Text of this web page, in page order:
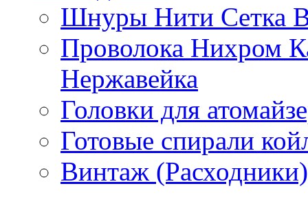
Шнуры Нити Сетка
Проволока Нихром
Нержавейка
Головки для
Готовые спирали
Винтаж (Расходники)